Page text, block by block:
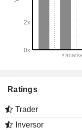
Ratings
Trader
Inversor